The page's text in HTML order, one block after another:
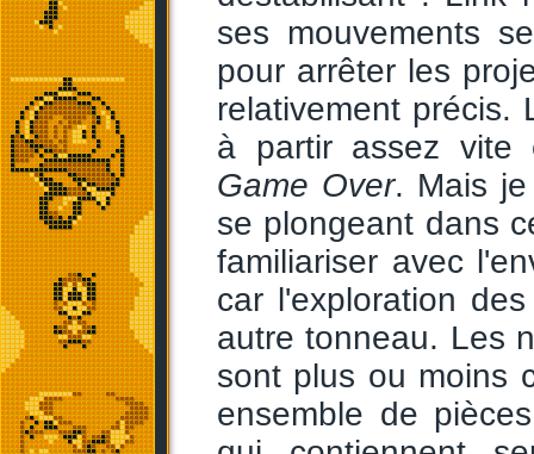
ses mouvements
pour arrêter les
relativement
à partir assez vite
Game Over. Mais
se plongeant dans
familiariser avec
car l'exploration
autre tonneau. Les
sont plus ou moins
ensemble de